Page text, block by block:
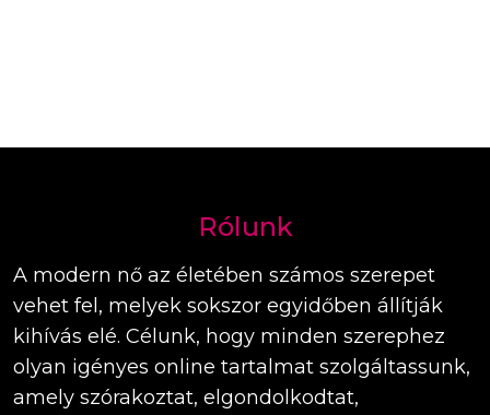
Rólunk
A modern nő az életében számos szerepet
vehet fel, melyek sokszor egyidőben állítják
kihívás elé. Célunk, hogy minden szerephez
olyan igényes online tartalmat szolgáltassunk,
amely szórakoztat, elgondolkodtat,